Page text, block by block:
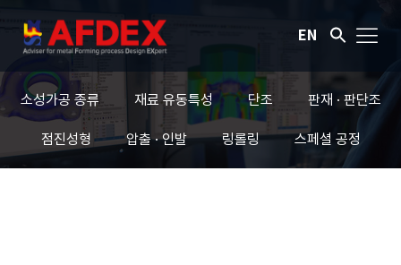
EN
소성가공 종류 재료 유동특성 단조 판재 · 판단조
점진성형 압출 · 인발 링롤링 스페셜 공정